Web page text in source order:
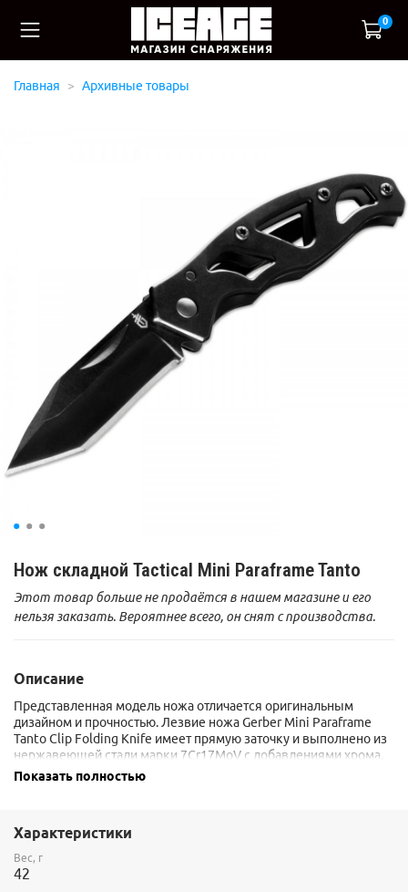
0
Главная Архивные товары
Нож складной Tactical Mini Paraframe Tanto
Этот товар больше не продаётся в нашем магазине и его
нельзя заказать. Вероятнее всего, он снят с производства.
Описание
Представленная модель ножа отличается оригинальным
дизайном и прочностью. Лезвие ножа Gerber Mini Paraframe
Tanto Clip Folding Knife имеет прямую заточку и выполнено из
нержавеющей стали марки 7Cr17MoV с добавлениями хрома,
молибдена и ванадия, придающим ему механическую
стойкость.
Клинок имеет форму танто, что будет особенно полезным при
колющих движениях.
Показать полностью
Характеристики
Вес, г
42